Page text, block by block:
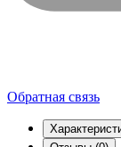
Обратная связь